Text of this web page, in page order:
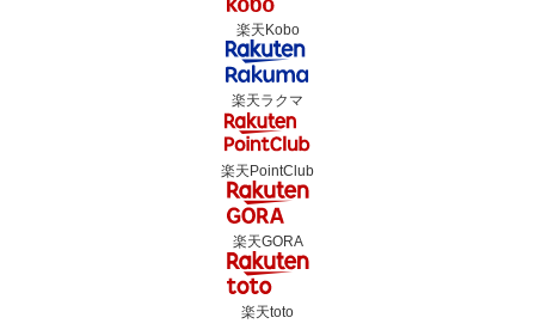
楽天Kobo
楽天ラクマ
楽天PointClub
楽天GORA
楽天toto